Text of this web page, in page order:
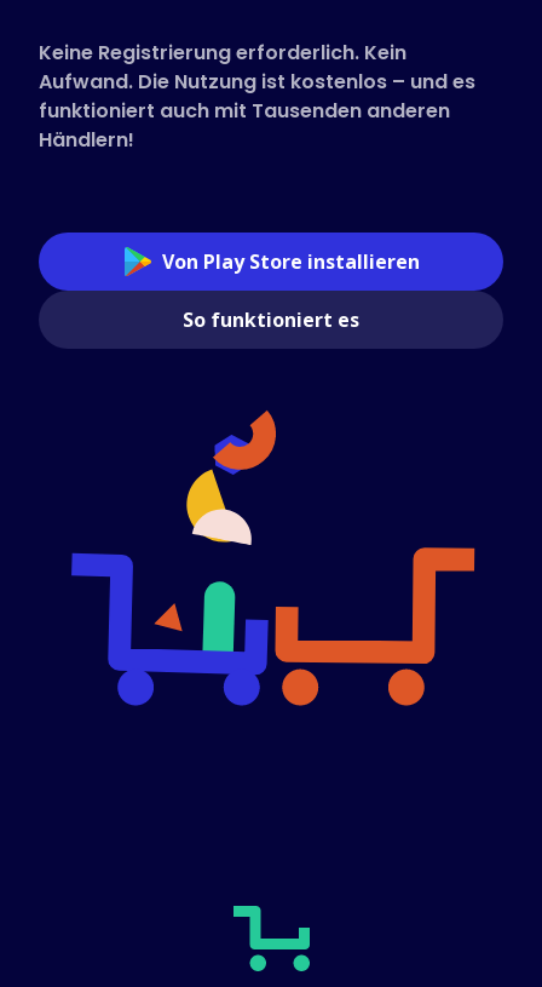
Keine Registrierung erforderlich. Kein
Aufwand. Die Nutzung ist kostenlos – und es
funktioniert auch mit Tausenden anderen
Händlern!
Von Play Store installieren
So funktioniert es